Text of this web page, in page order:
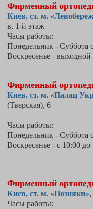
Фирменный
Киев, ст. м.
в, 1-й этаж
Часы работы:
Понедельник - Суббота
Воскресенье - выходной
Фирменный
Киев, ст. м. «Палац
Часы работы:
Понедельник - Суббота
Воскресенье - с 10:00 до
Фирменный
Киев, ст. м. «Позняки»,
Часы работы: